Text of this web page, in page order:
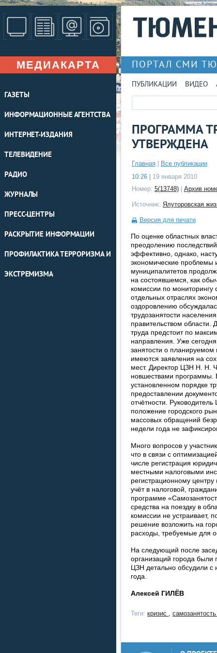
МЕДИАКАРТА
ГАЗЕТЫ
ИНФОРМАЦИОННЫЕ АГЕНТСТВА
ИНТЕРНЕТ-ИЗДАНИЯ
ТЕЛЕВИДЕНИЕ
РАДИО
ЖУРНАЛЫ
ПРЕСС-ЦЕНТРЫ
РАСКРЫТИЕ ИНФОРМАЦИИ
ПРОФИЛАКТИКА ТЕРРОРИЗМА И
ЭКСТРЕМИЗМА
ПОРТАЛ СМИ
ПУБЛИКАЦИИ ВИДЕО
ПРОГРАММА
УТВЕРЖДЕНА
Главная
Все публикации
10:26 |
19 января 2010
Номер: 5(13748) Архив
Источник: Ялуторовская
Версия для печати
По оценке областных
преодолению
эффективно, однако,
экономические проблемы
муниципалитетов
на состоявшемся, как
комиссии по мониторингу
отдельных отраслях
оздоровлению
трудозанятости
правительством области.
труда предстоит по
направления. Уже
занятости о
имеются заявления на
мест. Директор ЦЗН Н. Н.
новшествами программы.
установленном порядке
предоставлении
отчётности.
положение городского
массовых обращений
недели года не
Много вопросов у
что в связи с
числе регистрация
местными налоговыми
регистрационному
учёт в налоговой,
программе
средства на поездку в
комиссии не устраивает,
решение возложить на
расходы, требуемые для
На следующий после
организаций города
ЦЗН детально обсудили с
года.
Алексей ГИЛЁВ
Теги: кризис ,